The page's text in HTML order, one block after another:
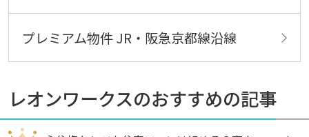
プレミアム物件 JR・阪急京都線沿線
レオンワークスのおすすめの記事